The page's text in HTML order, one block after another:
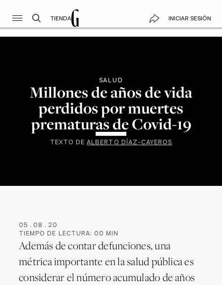
TIENDA INICIAR SESIÓN
SALUD
Millones de años de vida
perdidos por muertes
prematuras de Covid-19
TEXTO DEALBERTO DÍAZ-CAYEROS
05 . 08 . 20
TIEMPO DE LECTURA: 00 MIN
Además de contar defunciones, una
métrica importante en la salud pública es
considerar el número acumulado de años